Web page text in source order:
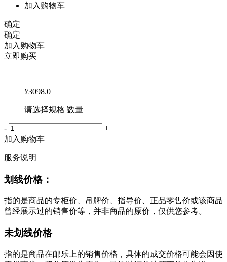
加入购物车
确定
确定
加入购物车
立即购买
¥3098.0
请选择规格 数量
-
+
加入购物车
服务说明
划线价格：
指的是商品的专柜价、吊牌价、指导价、正品零售价或该商品
曾经展示过的销售价等，并非商品的原价，仅供您参考。
未划线价格
指的是商品在邮乐上的销售价格，具体的成交价格可能会因使